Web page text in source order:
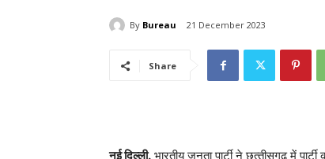
By Bureau 21 December 2023
Share
नई दिल्‍ली. भारतीय जनता पार्टी ने छत्‍तीसगढ़ में